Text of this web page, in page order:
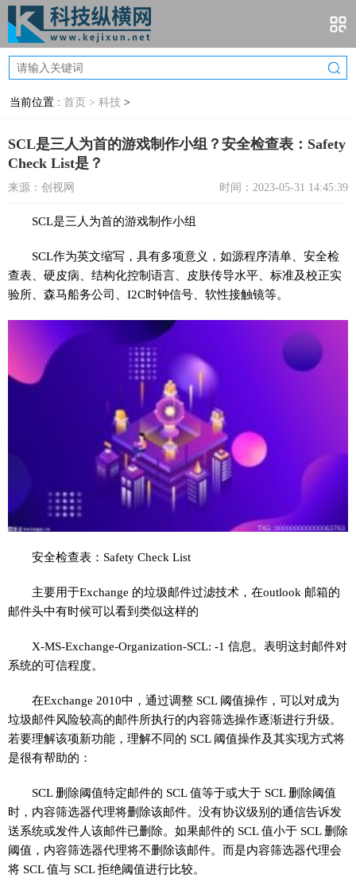
当前位置 : 首页 > 科技 >
SCL是三人为首的游戏制作小组？安全检查表：Safety
Check List是？
来源：创视网 时间：2023-05-31 14:45:39
SCL是三人为首的游戏制作小组
SCL作为英文缩写，具有多项意义，如源程序清单、安全检
查表、硬皮病、结构化控制语言、皮肤传导水平、标准及校正实
验所、森马船务公司、I2C时钟信号、软性接触镜等。
安全检查表：Safety Check List
主要用于Exchange 的垃圾邮件过滤技术，在outlook 邮箱的
邮件头中有时候可以看到类似这样的
X-MS-Exchange-Organization-SCL: -1 信息。表明这封邮件对
系统的可信程度。
在Exchange 2010中，通过调整 SCL 阈值操作，可以对成为
垃圾邮件风险较高的邮件所执行的内容筛选操作逐渐进行升级。
若要理解该项新功能，理解不同的 SCL 阈值操作及其实现方式将
是很有帮助的：
SCL 删除阈值特定邮件的 SCL 值等于或大于 SCL 删除阈值
时，内容筛选器代理将删除该邮件。没有协议级别的通信告诉发
送系统或发件人该邮件已删除。如果邮件的 SCL 值小于 SCL 删除
阈值，内容筛选器代理将不删除该邮件。而是内容筛选器代理会
将 SCL 值与 SCL 拒绝阈值进行比较。